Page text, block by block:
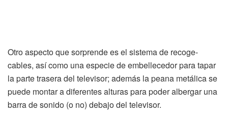
Otro aspecto que sorprende es el sistema de recoge-
cables, así como una especie de embellecedor para tapar
la parte trasera del televisor; además la peana metálica se
puede montar a diferentes alturas para poder albergar una
barra de sonido (o no) debajo del televisor.